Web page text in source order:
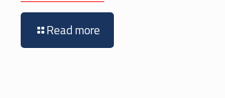
Read more